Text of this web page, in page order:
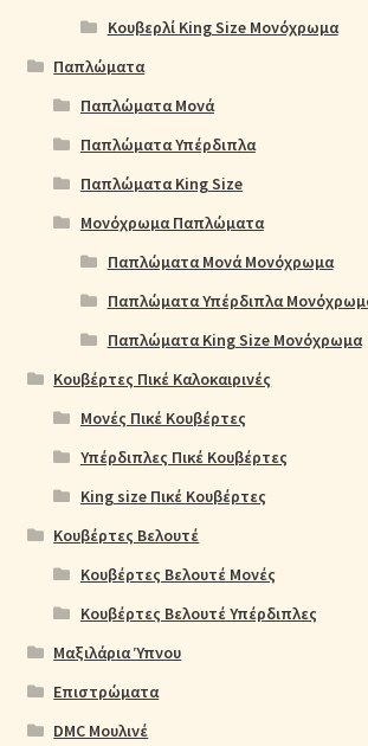
Κουβερλί King Size Μονόχρωμα
Παπλώματα
Παπλώματα Μονά
Παπλώματα Υπέρδιπλα
Παπλώματα King Size
Μονόχρωμα Παπλώματα
Παπλώματα Μονά Μονόχρωμα
Παπλώματα Υπέρδιπλα
Παπλώματα King Size Μονόχρωμα
Κουβέρτες Πικέ Καλοκαιρινές
Μονές Πικέ Κουβέρτες
Υπέρδιπλες Πικέ Κουβέρτες
King size Πικέ Κουβέρτες
Κουβέρτες Βελουτέ
Κουβέρτες Βελουτέ Μονές
Κουβέρτες Βελουτέ Υπέρδιπλες
Μαξιλάρια Ύπνου
Επιστρώματα
DMC Μουλινέ